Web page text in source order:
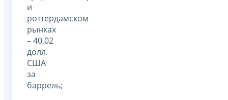
и
роттердамском
рынках
– 40,02
долл.
США
за
баррель;